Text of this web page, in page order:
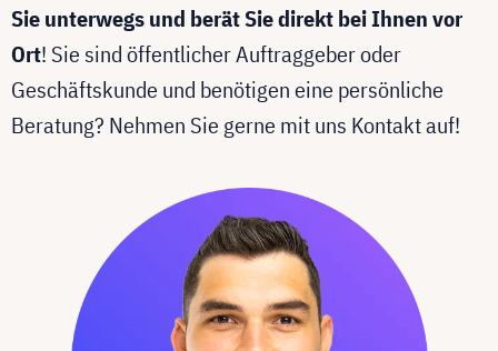
Sie unterwegs und berät Sie direkt bei Ihnen vor
Ort! Sie sind öffentlicher Auftraggeber oder
Geschäftskunde und benötigen eine persönliche
Beratung? Nehmen Sie gerne mit uns Kontakt auf!